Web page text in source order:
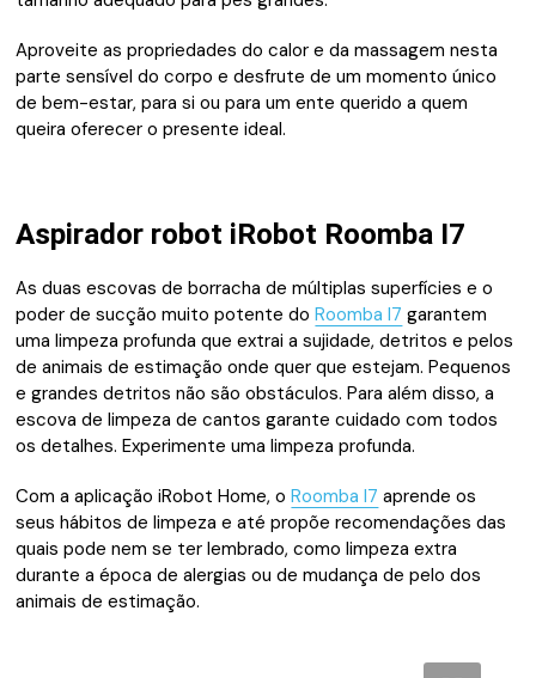
Aproveite as propriedades do calor e da massagem nesta
parte sensível do corpo e desfrute de um momento único
de bem-estar, para si ou para um ente querido a quem
queira oferecer o presente ideal.
Aspirador robot iRobot Roomba I7
As duas escovas de borracha de múltiplas superfícies e o
poder de sucção muito potente doRoomba I7 garantem
uma limpeza profunda que extrai a sujidade, detritos e pelos
de animais de estimação onde quer que estejam. Pequenos
e grandes detritos não são obstáculos. Para além disso, a
escova de limpeza de cantos garante cuidado com todos
os detalhes. Experimente uma limpeza profunda.
Com a aplicação iRobot Home, oRoomba I7 aprende os
seus hábitos de limpeza e até propõe recomendações das
quais pode nem se ter lembrado, como limpeza extra
durante a época de alergias ou de mudança de pelo dos
animais de estimação.